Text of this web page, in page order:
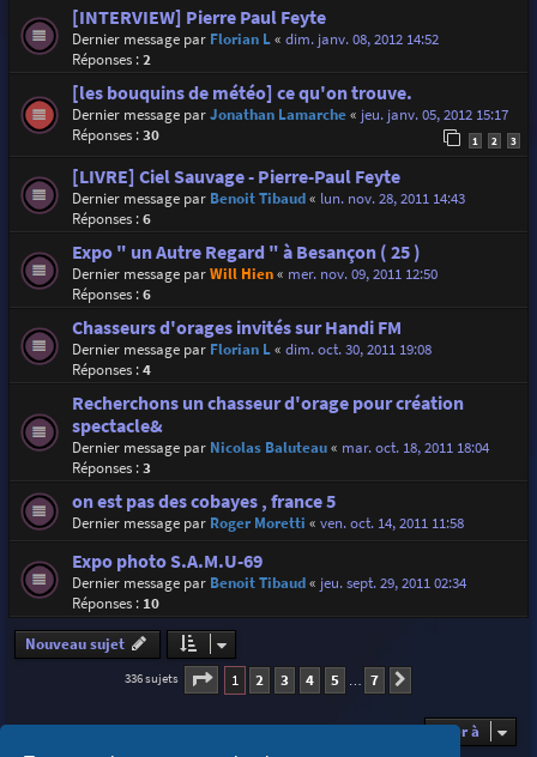
[INTERVIEW] Pierre Paul Feyte
Dernier message par Florian L« dim. janv. 08, 2012 14:52
Réponses :2
[les bouquins de météo] ce qu'on trouve.
Dernier message parJonathan Lamarche« jeu. janv. 05, 2012 15:17
Réponses :30 1 2 3
[LIVRE] Ciel Sauvage - Pierre-Paul Feyte
Dernier message par Benoit Tibaud« lun. nov. 28, 2011 14:43
Réponses :6
Expo " un Autre Regard " à Besançon ( 25 )
Dernier message parWill Hien« mer. nov. 09, 2011 12:50
Réponses :6
Chasseurs d'orages invités sur Handi FM
Dernier message par Florian L« dim. oct. 30, 2011 19:08
Réponses :4
Recherchons un chasseur d'orage pour création
spectacle&
Dernier message par Nicolas Baluteau« mar. oct. 18, 2011 18:04
Réponses :3
on est pas des cobayes , france 5
Dernier message par Roger Moretti « ven. oct. 14, 2011 11:58
Expo photo S.A.M.U-69
Dernier message par Benoit Tibaud« jeu. sept. 29, 2011 02:34
Réponses : 10
Nouveau sujet
336 sujets Page 1sur
1 2 3 4 5 7
Aller à